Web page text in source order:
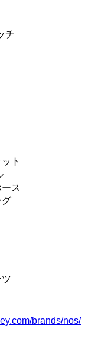
チ
ト
ス
グ
brands/nos/